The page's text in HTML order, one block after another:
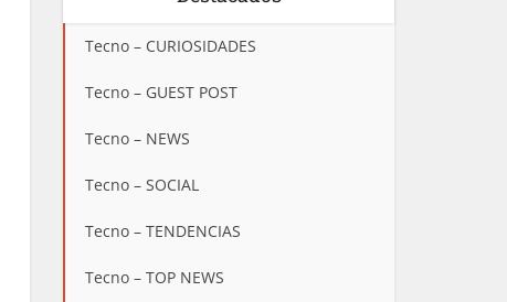
Tecno – CURIOSIDADES
Tecno – GUEST POST
Tecno – NEWS
Tecno – SOCIAL
Tecno – TENDENCIAS
Tecno – TOP NEWS